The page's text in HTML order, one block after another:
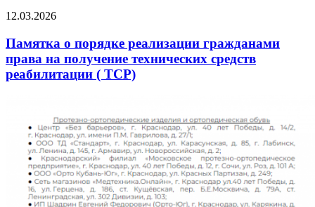
12.03.2026
Памятка о порядке реализации гражданами
права на получение технических средств
реабилитации ( ТСР)